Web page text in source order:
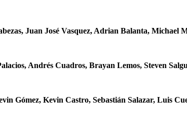
Juan José Vasquez, Adrian Balanta, Michael
Andrés Cuadros, Brayan Lemos, Steven
Gómez, Kevin Castro, Sebastián Salazar, Luis